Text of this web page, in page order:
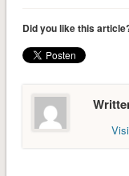
Did you like this